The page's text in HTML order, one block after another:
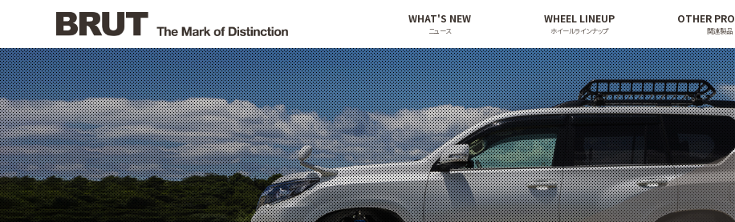
WHAT'S NEW
ニュース
WHEEL LINEUP
ホイールラインナップ
OTHER
関連製品